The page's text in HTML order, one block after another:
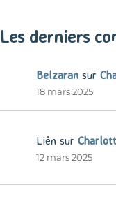
Les derniers
Belzaran sur
18 mars 2025
Liên sur
12 mars 2025